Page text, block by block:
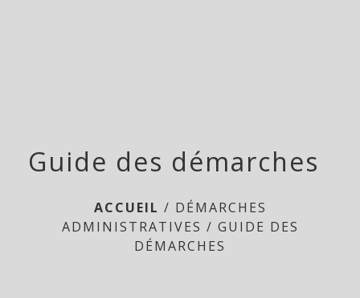
Guide des démarches
ACCUEIL / DÉMARCHES
ADMINISTRATIVES / GUIDE DES
DÉMARCHES